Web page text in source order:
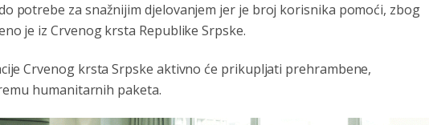
potrebe za snažnijim djelovanjem jer je broj korisnika pomoći, zbog
je iz Crvenog krsta Republike Srpske.
Crvenog krsta Srpske aktivno će prikupljati prehrambene,
humanitarnih paketa.